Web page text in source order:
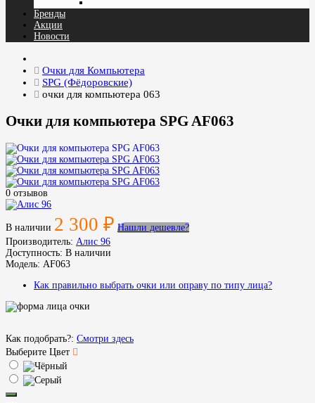
Бренды
Акции
Новости
Очки для Компьютера
SPG (Фёдоровские)
очки для компьютера 063
Очки для компьютера SPG AF063
0 отзывов
В наличии 2 300 ₽ Нашли дешевле?
Производитель: Aлис 96
Доступность: В наличии
Модель: AF063
Как правильно выбрать очки или оправу по типу лица?
Как подобрать?: Смотри здесь
Выберите Цвет